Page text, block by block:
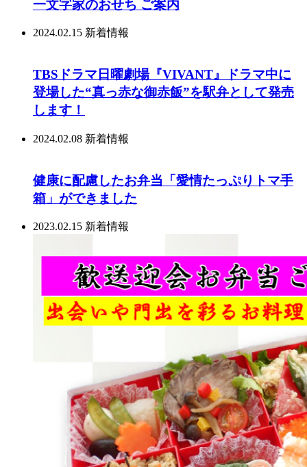
一文字家のおせち ご案内
2024.02.15 新着情報
TBSドラマ日曜劇場『VIVANT』ドラマ中に
登場した“真っ赤な御赤飯”を駅弁として発売
します！
2024.02.08 新着情報
健康に配慮したお弁当「愛情たっぷりトマ手
箱」ができました
2023.02.15 新着情報